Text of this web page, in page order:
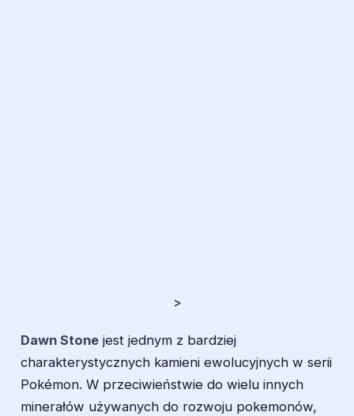
>
Dawn Stone jest jednym z bardziej
charakterystycznych kamieni ewolucyjnych w serii
Pokémon. W przeciwieństwie do wielu innych
minerałów używanych do rozwoju pokemonów,